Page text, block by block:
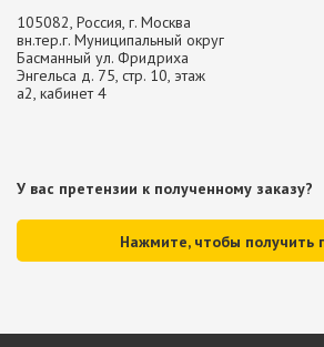
105082, Россия, г. Москва
вн.тер.г. Муниципальный округ
Басманный ул. Фридриха
Энгельса д. 75, стр. 10, этаж
а2, кабинет 4
У вас претензии к полученному заказу?
Нажмите, чтобы получить